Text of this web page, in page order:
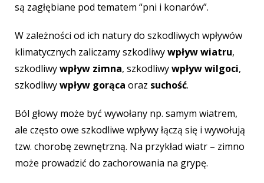
są zagłębiane pod tematem “pni i konarów”.
W zależności od ich natury do szkodliwych wpływów
klimatycznych zaliczamyszkodliwywpływ wiatru,
szkodliwywpływ zimna, szkodliwywpływ wilgoci,
szkodliwywpływ gorąca oraz suchość.
Ból głowy może być wywołany np. samym wiatrem,
ale często owe szkodliwe wpływy łączą się i wywołują
tzw. chorobę zewnętrzną. Na przykład wiatr – zimno
może prowadzić do zachorowania na grypę.